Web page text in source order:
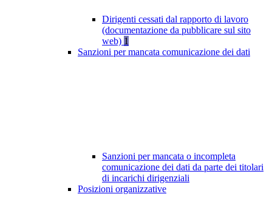
Dirigenti cessati dal rapporto di lavoro
(documentazione da pubblicare sul sito
web) 1
Sanzioni per mancata comunicazione dei dati
Sanzioni per mancata o incompleta
comunicazione dei dati da parte dei titolari
di incarichi dirigenziali
Posizioni organizzative